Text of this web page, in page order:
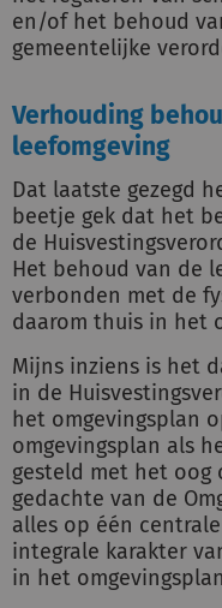
en/of het behoud
gemeentelijke
Verhouding
leefomgeving
Dat laatste gezegd
beetje gek dat het
de
Het behoud van de
verbonden met de
daarom thuis in het
Mijns inziens is het
in de
het omgevingsplan
omgevingsplan als
gesteld met het oog
gedachte van de
alles op één
integrale karakter
in het